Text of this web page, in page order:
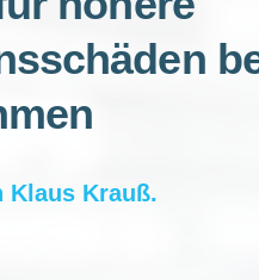
Klaus Krauß.